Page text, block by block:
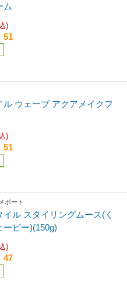
ム
)
51
ル ウェーブ アクアメイクフ
)
51
ポート
イル スタイリングムース(く
ービー)(150g)
)
47